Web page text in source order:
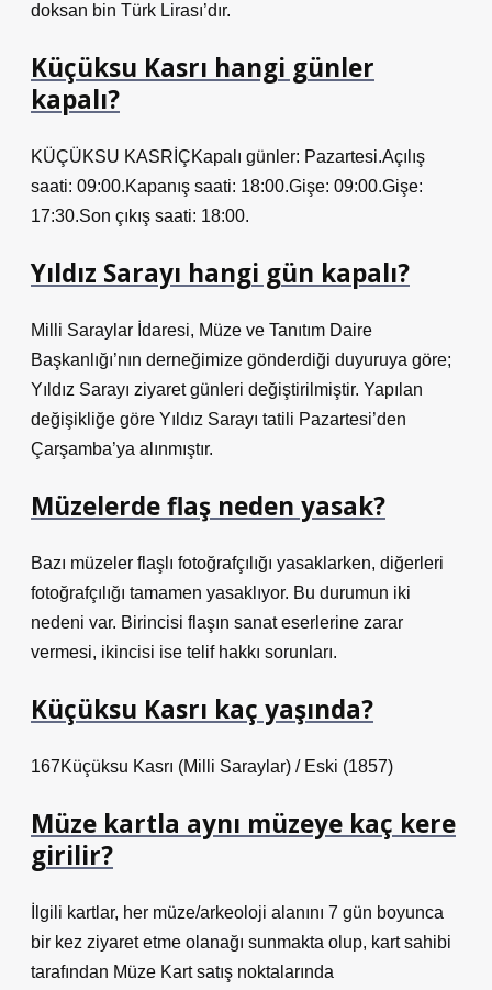
doksan bin Türk Lirası’dır.
Küçüksu Kasrı hangi günler
kapalı?
KÜÇÜKSU KASRİÇKapalı günler: Pazartesi.Açılış
saati: 09:00.Kapanış saati: 18:00.Gişe: 09:00.Gişe:
17:30.Son çıkış saati: 18:00.
Yıldız Sarayı hangi gün kapalı?
Milli Saraylar İdaresi, Müze ve Tanıtım Daire
Başkanlığı’nın derneğimize gönderdiği duyuruya göre;
Yıldız Sarayı ziyaret günleri değiştirilmiştir. Yapılan
değişikliğe göre Yıldız Sarayı tatili Pazartesi’den
Çarşamba’ya alınmıştır.
Müzelerde flaş neden yasak?
Bazı müzeler flaşlı fotoğrafçılığı yasaklarken, diğerleri
fotoğrafçılığı tamamen yasaklıyor. Bu durumun iki
nedeni var. Birincisi flaşın sanat eserlerine zarar
vermesi, ikincisi ise telif hakkı sorunları.
Küçüksu Kasrı kaç yaşında?
167Küçüksu Kasrı (Milli Saraylar) / Eski (1857)
Müze kartla aynı müzeye kaç kere
girilir?
İlgili kartlar, her müze/arkeoloji alanını 7 gün boyunca
bir kez ziyaret etme olanağı sunmakta olup, kart sahibi
tarafından Müze Kart satış noktalarında